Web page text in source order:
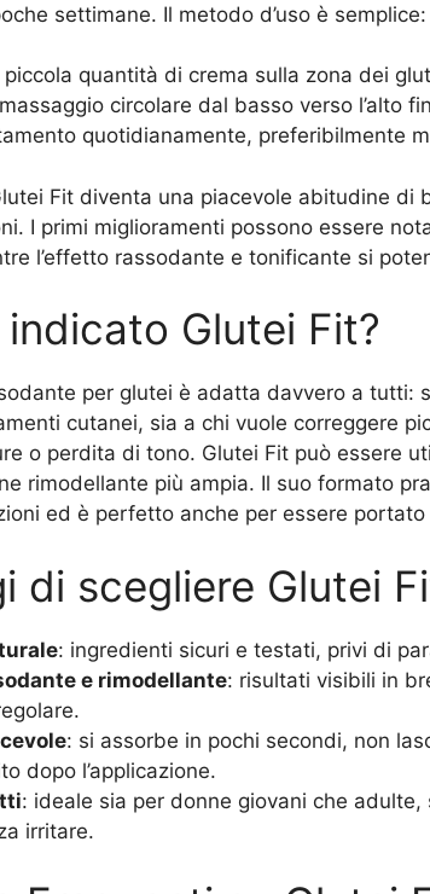
settimane. Il metodo d’uso è semplice:
quantità di crema sulla zona dei
circolare dal basso verso l’alto
quotidianamente, preferibilmente
Fit diventa una piacevole abitudine di
I primi miglioramenti possono essere
l’effetto rassodante e tonificante si
Glutei Fit?
per glutei è adatta davvero a tutti:
cutanei, sia a chi vuole correggere
o perdita di tono. Glutei Fit può essere
rimodellante più ampia. Il suo formato
ed è perfetto anche per essere
di scegliere Glutei
: ingredienti sicuri e testati, privi di
e rimodellante: risultati visibili in
: si assorbe in pochi secondi, non
dopo l’applicazione.
: ideale sia per donne giovani che
irritare.